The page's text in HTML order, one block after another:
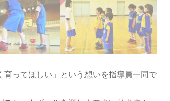
ってほしい」という想いを指導員一同で